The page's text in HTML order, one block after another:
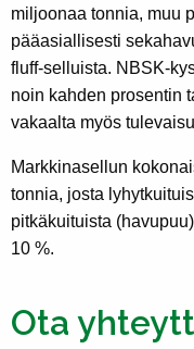
miljoonaa tonnia, muu
pääasiallisesti
fluff-selluista. NBSK-
noin kahden prosentin
vakaalta myös
Markkinasellun
tonnia, josta
pitkäkuituista
10 %.
Ota